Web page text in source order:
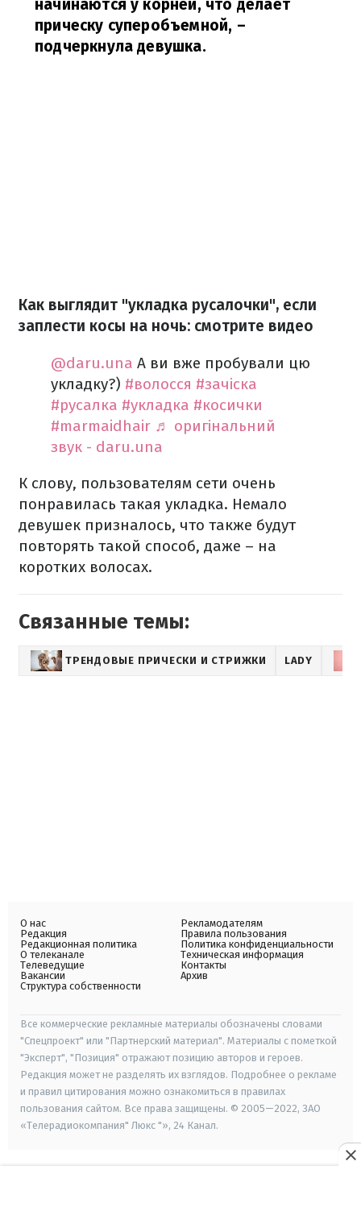
начинаются у корней, что делает
прическу суперобъемной, –
подчеркнула девушка.
Как выглядит "укладка русалочки", если
заплести косы на ночь: смотрите видео
@daru.una А ви вже пробували цю
укладку?) #волосся #зачіска
#русалка #укладка #косички
#marmaidhair ♬ оригінальний
звук - daru.una
К слову, пользователям сети очень
понравилась такая укладка. Немало
девушек призналось, что также будут
повторять такой способ, даже – на
коротких волосах.
Связанные темы:
ТРЕНДОВЫЕ ПРИЧЕСКИ И СТРИЖКИ LADY
О нас
Редакция
Редакционная политика
О телеканале
Телеведущие
Вакансии
Структура собственности
Рекламодателям
Правила пользования
Политика конфиденциальности
Техническая информация
Контакты
Архив
Все коммерческие рекламные материалы обозначены словами
"Спецпроект" или "Партнерский материал". Материалы с пометкой
"Эксперт", "Позиция" отражают позицию авторов и героев.
Редакция может не разделять их взглядов. Подробнее о рекламе
и правил цитирования можно ознакомиться в правилах
пользования сайтом. Все права защищены. © 2005—2022, ЗАО
«Телерадиокомпания" Люкс "», 24 Канал.